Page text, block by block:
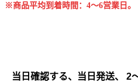
※商品平均到着時間：4～6営業日。
当日確認する、当日発送、 2